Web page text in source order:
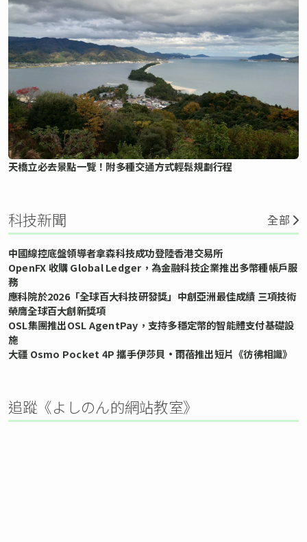
天橋立必去景點一覽！附多種交通方式輕鬆規劃行程
科技新聞 全部
中國線控底盤領導者拿森科技成功登陸香港交易所
OpenFX 收購 Global Ledger，為金融科技企業推出多幣種帳戶服
務
應科院於2026「全球百大科技研發獎」中創亞洲最佳成績 三項技術
榮膺全球百大創新獎項
OSL集團推出OSL AgentPay，支持多穩定幣的智能體支付基礎設
施
大疆 Osmo Pocket 4P 攜手伊莎貝•雨蓓推出短片《彷彿相識》
追蹤《よしのん的網站教室》